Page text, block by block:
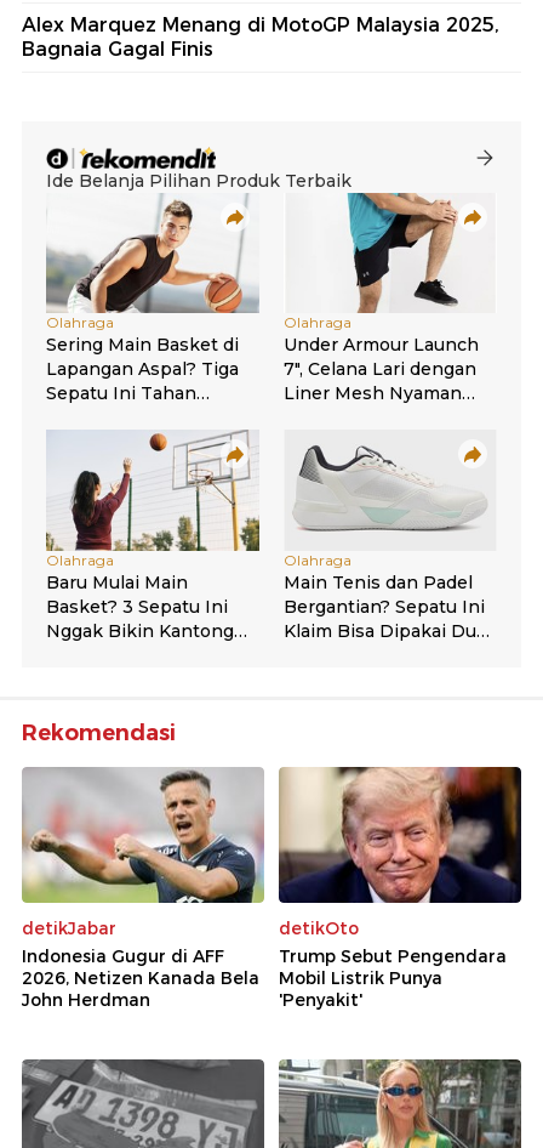
Alex Marquez Menang di MotoGP Malaysia 2025,
Bagnaia Gagal Finis
Rekomendasi
detikJabar
Indonesia Gugur di AFF
2026, Netizen Kanada Bela
John Herdman
detikOto
Trump Sebut Pengendara
Mobil Listrik Punya
'Penyakit'